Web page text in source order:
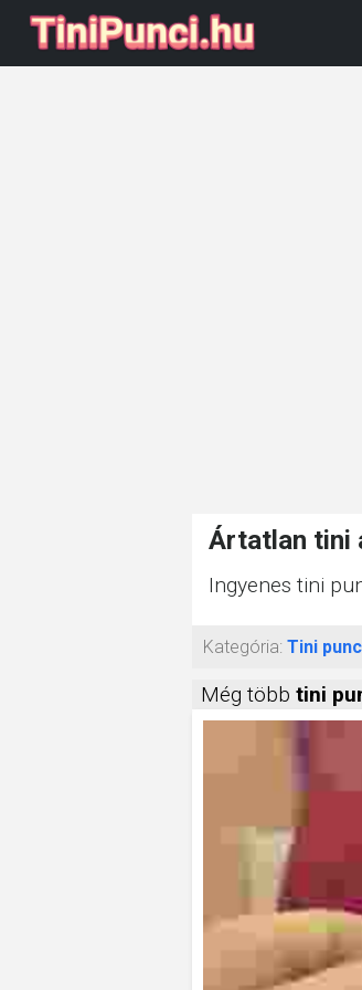
Ártatlan tini
Ingyenes tini
Kategória: Tini
Még több tini